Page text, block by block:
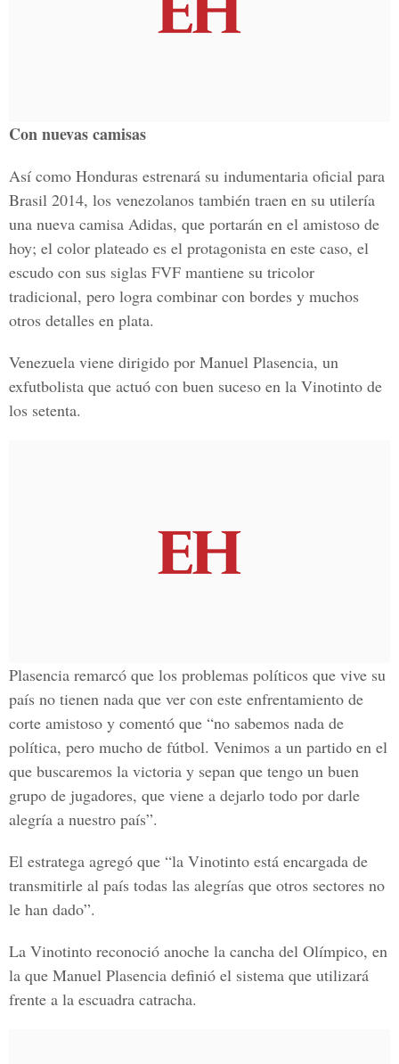
Con nuevas camisas
Así como Honduras estrenará su indumentaria oficial para
Brasil 2014, los venezolanos también traen en su utilería
una nueva camisa Adidas, que portarán en el amistoso de
hoy; el color plateado es el protagonista en este caso, el
escudo con sus siglas FVF mantiene su tricolor
tradicional, pero logra combinar con bordes y muchos
otros detalles en plata.
Venezuela viene dirigido por Manuel Plasencia, un
exfutbolista que actuó con buen suceso en la Vinotinto de
los setenta.
Plasencia remarcó que los problemas políticos que vive su
país no tienen nada que ver con este enfrentamiento de
corte amistoso y comentó que “no sabemos nada de
política, pero mucho de fútbol. Venimos a un partido en el
que buscaremos la victoria y sepan que tengo un buen
grupo de jugadores, que viene a dejarlo todo por darle
alegría a nuestro país”.
El estratega agregó que “la Vinotinto está encargada de
transmitirle al país todas las alegrías que otros sectores no
le han dado”.
La Vinotinto reconoció anoche la cancha del Olímpico, en
la que Manuel Plasencia definió el sistema que utilizará
frente a la escuadra catracha.